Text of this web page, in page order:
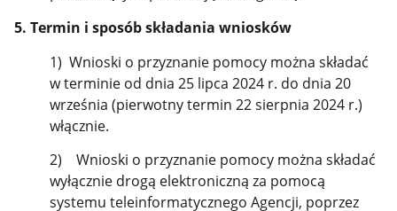
5. Termin i sposób składania wniosków
1) Wnioski o przyznanie pomocy można składać
w terminie od dnia 25 lipca 2024 r. do dnia 20
września (pierwotny termin 22 sierpnia 2024 r.)
włącznie.
2) Wnioski o przyznanie pomocy można składać
wyłącznie drogą elektroniczną za pomocą
systemu teleinformatycznego Agencji, poprzez